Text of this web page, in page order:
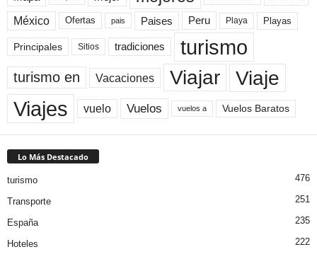
México Ofertas pais Paises Peru Playa Playas
Principales Sitios tradiciones turismo
turismo en Vacaciones Viajar Viaje
Viajes vuelo Vuelos vuelos a Vuelos Baratos
Lo Más Destacado
turismo 476
Transporte 251
España 235
Hoteles
222